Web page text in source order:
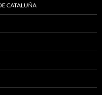
CATALUÑA